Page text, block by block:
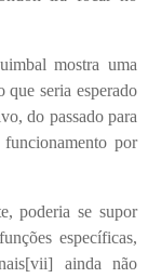
mostra uma
que seria esperado
do passado para
por
poderia se supor
específicas,
[vii] ainda não